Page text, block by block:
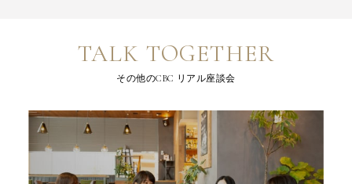
TALK TOGETHER
その他のCBC リアル座談会